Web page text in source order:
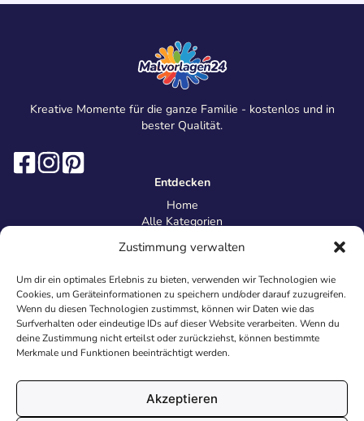
Zustimmung verwalten
Um dir ein optimales Erlebnis zu bieten, verwenden wir Technologien wie
Cookies, um Geräteinformationen zu speichern und/oder darauf zuzugreifen.
Wenn du diesen Technologien zustimmst, können wir Daten wie das
Surfverhalten oder eindeutige IDs auf dieser Website verarbeiten. Wenn du
deine Zustimmung nicht erteilst oder zurückziehst, können bestimmte
Merkmale und Funktionen beeinträchtigt werden.
Akzeptieren
Kreative Momente für die ganze Familie - kostenlos und in
bester Qualität.
Entdecken
Home
Alle Kategorien
Information
Über uns
Kontakt
Inhaltsrichtlinien
Recht & Datenschutz
Impressum
AGB
Cookies